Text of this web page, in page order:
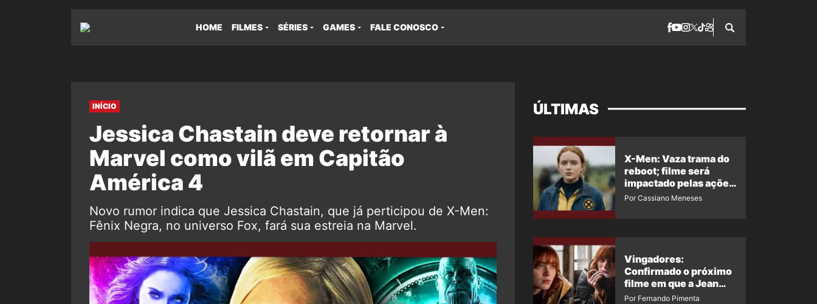
HOME FILMES SÉRIES GAMES FALE CONOSCO
INÍCIO
Jessica Chastain deve retornar à
Marvel como vilã em Capitão
América 4
Novo rumor indica que Jessica Chastain, que já perticipou de X-Men:
Fênix Negra, no universo Fox, fará sua estreia na Marvel.
ÚLTIMAS
X-Men: Vaza trama do
reboot; filme será
impactado pelas ações
de Jean Grey em
Por Cassiano Meneses
Vingadores:
Confirmado o próximo
filme em que a Jean
Grey irá aparecer
Por Fernando Pimenta